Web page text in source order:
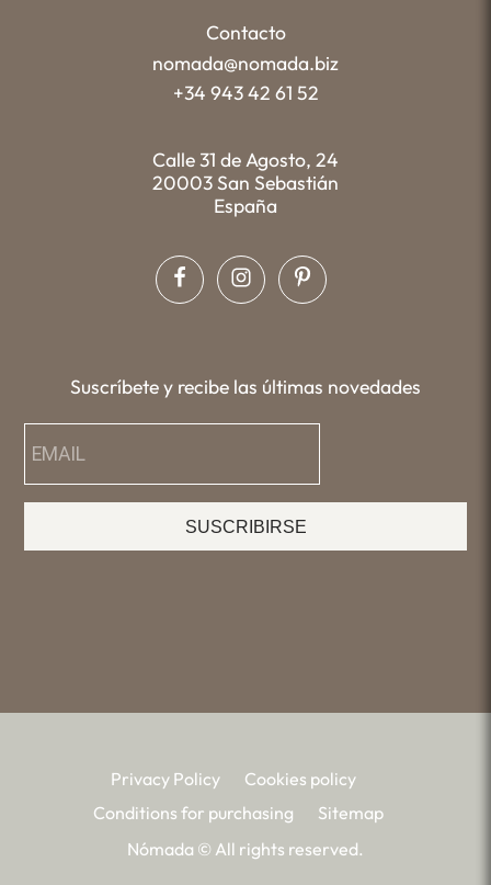
Contacto
nomada@nomada.biz
+34 943 42 61 52
Calle 31 de Agosto, 24
20003 San Sebastián
España
Suscríbete y recibe las últimas novedades
SUSCRIBIRSE
Privacy Policy
Cookies policy
Conditions for purchasing
Sitemap
Nómada © All rights reserved.